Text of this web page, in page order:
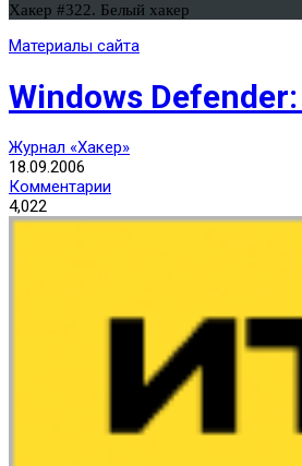
Хакер #322. Белый хакер
Материалы сайта
Windows
Журнал «Хакер»
18.09.2006
Комментарии
4,022